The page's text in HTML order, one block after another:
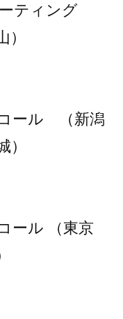
ティング
ール （新潟
ール （東京